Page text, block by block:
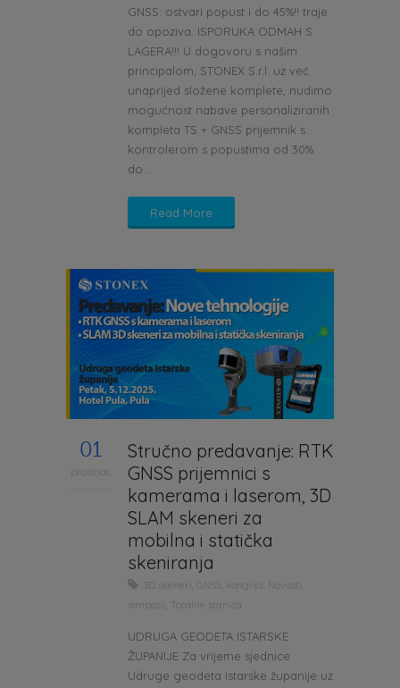
GNSS: ostvari popust i do 45%!! traje
do opoziva. ISPORUKA ODMAH S
LAGERA!!! U dogovoru s našim
principalom, STONEX S.r.l. uz već
unaprijed složene komplete, nudimo
mogućnost nabave personaliziranih
kompleta TS + GNSS prijemnik s
kontrolerom s popustima od 30%
do...
Read More
01
prosinac
Stručno predavanje: RTK
GNSS prijemnici s
kamerama i laserom, 3D
SLAM skeneri za
mobilna i statička
skeniranja
3D skeneri kongres Novosti
simpozij
Totalne stanica
UDRUGA GEODETA ISTARSKE
ŽUPANIJE Za vrijeme sjednice
Udruge geodeta Istarske županije uz